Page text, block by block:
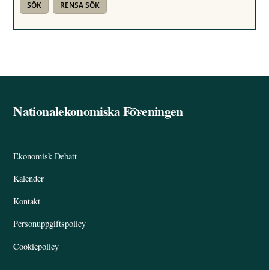
Back
Nationalekonomiska Föreningen
Ekonomisk Debatt
Kalender
Kontakt
Personuppgiftspolicy
Cookiepolicy